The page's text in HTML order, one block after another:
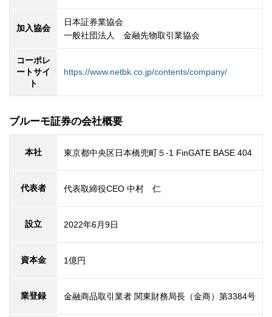
加入協会
日本証券業協会
一般社団法人 金融先物取引業協会
コーポレ
ートサイ
ト
https://www.netbk.co.jp/contents/company/
ブルーモ証券の会社概要
本社 東京都中央区日本橋兜町５-1 FinGATE BASE 404
代表者 代表取締役CEO 中村 仁
設立 2022年6月9日
資本金 1億円
業登録 金融商品取引業者 関東財務局長（金商）第3384号